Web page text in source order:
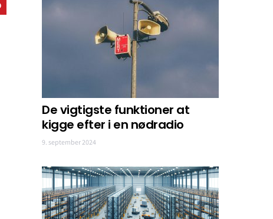
De vigtigste funktioner at
kigge efter i en nødradio
9. september 2024